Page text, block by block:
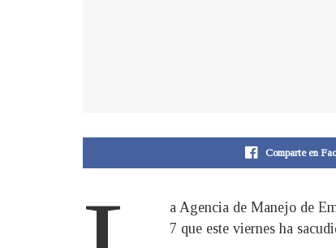
Comparte en
a Agencia de Manejo de
7 que este viernes ha